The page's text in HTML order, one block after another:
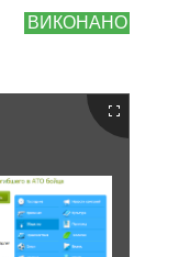
ВИКОНАНО